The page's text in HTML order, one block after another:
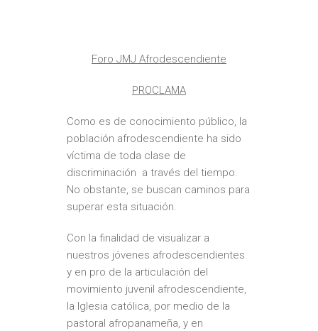
Foro JMJ Afrodescendiente
PROCLAMA
Como es de conocimiento público, la
población afrodescendiente ha sido
víctima de toda clase de
discriminación a través del tiempo.
No obstante, se buscan caminos para
superar esta situación.
Con la finalidad de visualizar a
nuestros jóvenes afrodescendientes
y en pro de la articulación del
movimiento juvenil afrodescendiente,
la Iglesia católica, por medio de la
pastoral afropanameña, y en